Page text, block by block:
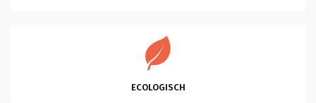
ECOLOGISCH